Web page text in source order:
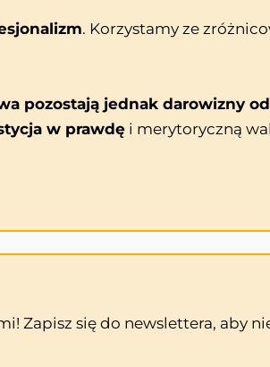
. Korzystamy ze
pozostają jednak darowizny
w prawdęi merytoryczną
Zapisz się do newslettera, aby